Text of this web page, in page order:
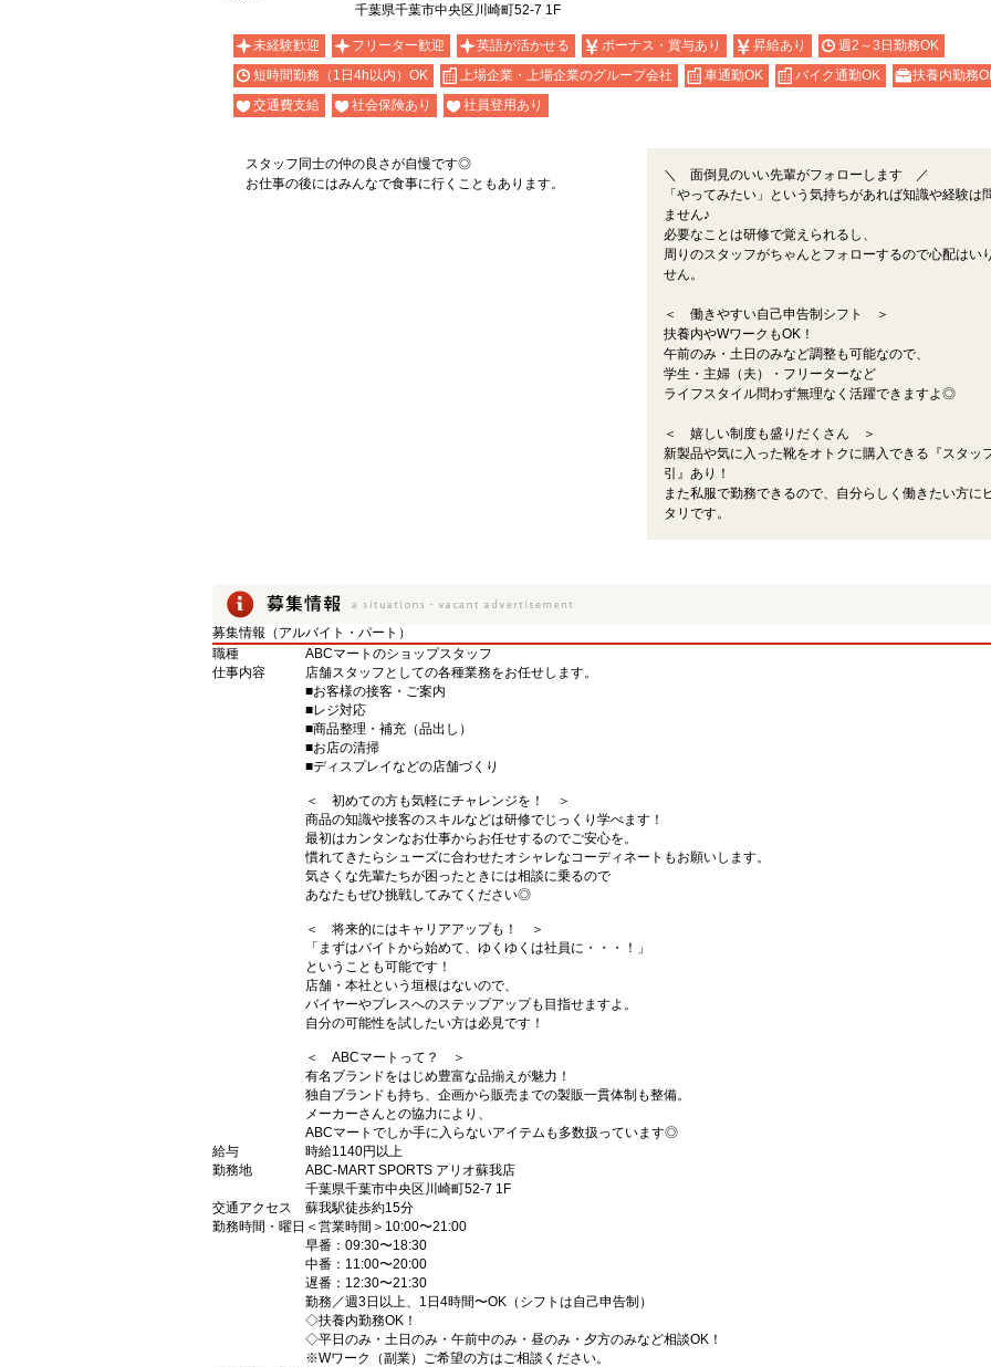
千葉県千葉市中央区川崎町52-7 1F
未経験歓迎 フリーター歓迎 英語が活かせる ボーナス・賞与あり 昇給あり
週2～3日勤務OK
短時間勤務（1日4h以内）OK
上場企業・上場企業のグループ会社 車通勤OK バイク通勤OK
扶養内勤務
交通費支給
社会保険あり 社員登用あり
スタッフ同士の仲の良さが自慢です◎
お仕事の後にはみんなで食事に行くこともあります。
＼ 面倒見のいい先輩がフォローします ／
「やってみたい」という気持ちがあれば知識や経験は
ません♪
必要なことは研修で覚えられるし、
周りのスタッフがちゃんとフォローするので心配はい
せん。
＜ 働きやすい自己申告制シフト ＞
扶養内やWワークもOK！
午前のみ・土日のみなど調整も可能なので、
学生・主婦（夫）・フリーターなど
ライフスタイル問わず無理なく活躍できますよ◎
＜ 嬉しい制度も盛りだくさん ＞
新製品や気に入った靴をオトクに購入できる『スタッ
引』あり！
また私服で勤務できるので、自分らしく働きたい方に
タリです。
募集情報（アルバイト・パート）
職種
ABCマートのショップスタッフ
仕事内容
店舗スタッフとしての各種業務をお任せします。
■お客様の接客・ご案内
■レジ対応
■商品整理・補充（品出し）
■お店の清掃
■ディスプレイなどの店舗づくり
＜ 初めての方も気軽にチャレンジを！ ＞
商品の知識や接客のスキルなどは研修でじっくり学べます！
最初はカンタンなお仕事からお任せするのでご安心を。
慣れてきたらシューズに合わせたオシャレなコーディネートもお願いします。
気さくな先輩たちが困ったときには相談に乗るので
あなたもぜひ挑戦してみてください◎
＜ 将来的にはキャリアアップも！ ＞
「まずはバイトから始めて、ゆくゆくは社員に・・・！」
ということも可能です！
店舗・本社という垣根はないので、
バイヤーやプレスへのステップアップも目指せますよ。
自分の可能性を試したい方は必見です！
＜ ABCマートって？ ＞
有名ブランドをはじめ豊富な品揃えが魅力！
独自ブランドも持ち、企画から販売までの製販一貫体制も整備。
メーカーさんとの協力により、
ABCマートでしか手に入らないアイテムも多数扱っています◎
給与
時給1140円以上
勤務地
ABC-MART SPORTS アリオ蘇我店
千葉県千葉市中央区川崎町52-7 1F
交通アクセス
蘇我駅徒歩約15分
勤務時間・曜日 ＜営業時間＞10:00〜21:00
早番：09:30〜18:30
中番：11:00〜20:00
遅番：12:30〜21:30
勤務／週3日以上、1日4時間〜OK（シフトは自己申告制）
◇扶養内勤務OK！
◇平日のみ・土日のみ・午前中のみ・昼のみ・夕方のみなど相談OK！
※Wワーク（副業）ご希望の方はご相談ください。